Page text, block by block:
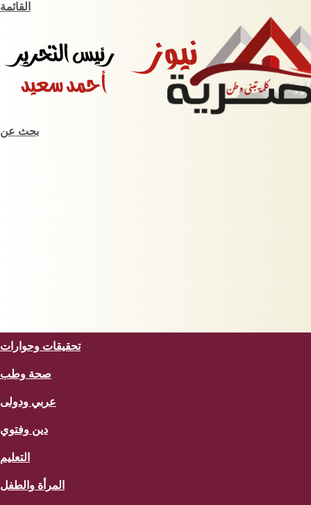
القائمة
بحث عن
تحقيقات وحوارات
صحة وطب
عربي ودولى
دين وفتوي
التعليم
المرأة والطفل